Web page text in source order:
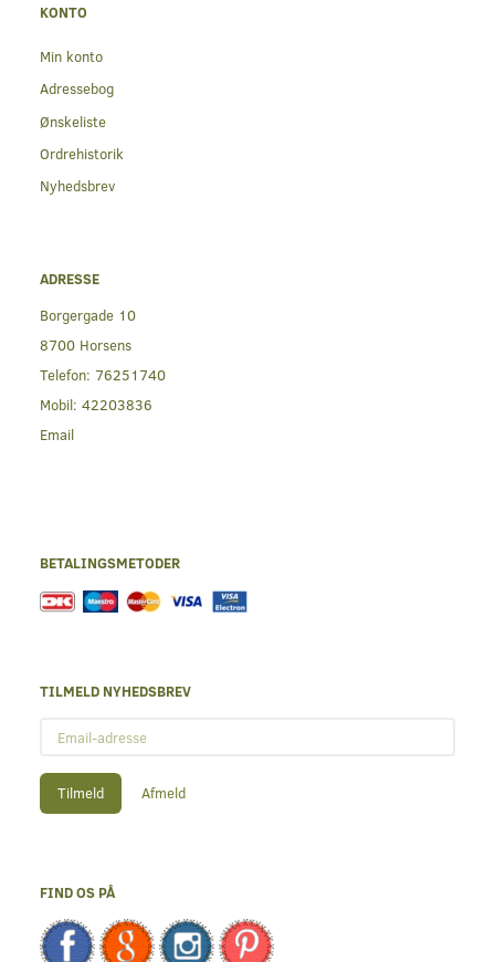
KONTO
Min konto
Adressebog
Ønskeliste
Ordrehistorik
Nyhedsbrev
ADRESSE
Borgergade 10
8700 Horsens
Telefon: 76251740
Mobil: 42203836
Email
BETALINGSMETODER
TILMELD NYHEDSBREV
adresse
Tilmeld Afmeld
FIND OS PÅ